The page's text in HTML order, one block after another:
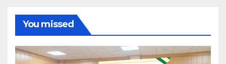
You missed